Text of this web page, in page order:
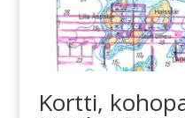
Kortti,